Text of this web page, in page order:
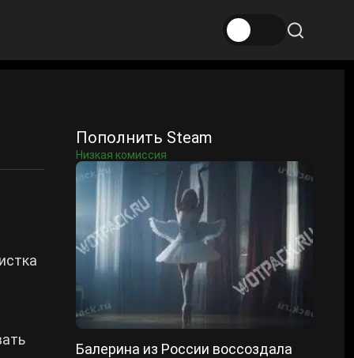
Пополнить Steam
Низкая комиссия
Балерина из России воссоздала